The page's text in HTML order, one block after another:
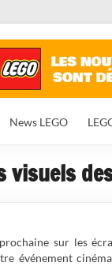
News LEGO
visuels
sur les
événement